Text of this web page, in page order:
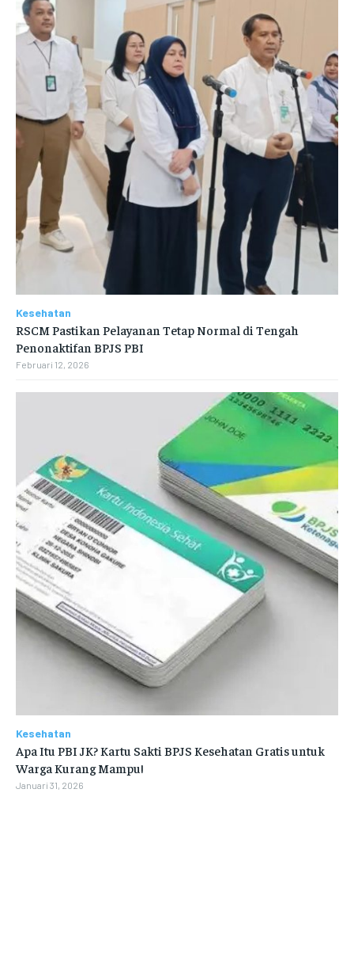
Kesehatan
RSCM Pastikan Pelayanan Tetap Normal di Tengah
Penonaktifan BPJS PBI
Februari 12, 2026
Kesehatan
Apa Itu PBI JK? Kartu Sakti BPJS Kesehatan Gratis untuk
Warga Kurang Mampu!
Januari 31, 2026